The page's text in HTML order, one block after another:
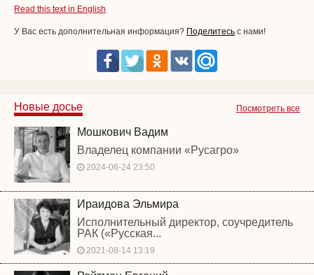
Read this text in English
У Вас есть дополнительная информация? Поделитесь с нами!
Посмотреть все
Новые досье
Мошкович Вадим
Владелец компании «Русагро»
2024-06-24 23:50
Ираидова Эльмира
Исполнительный директор, соучредитель
РАК («Русская...
2021-08-14 13:19